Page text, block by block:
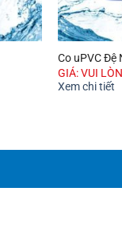
Co uPVC Đệ
GIÁ: VUI
Xem chi tiết